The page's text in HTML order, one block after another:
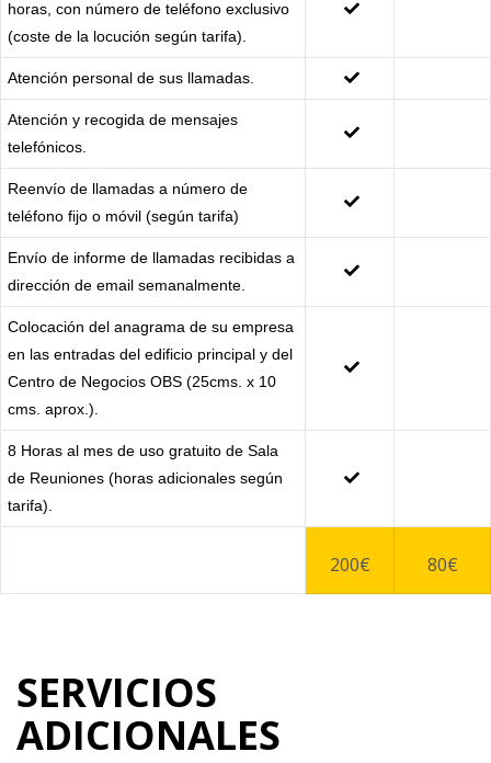
200€ 80€
horas, con número de teléfono exclusivo
(coste de la locución según tarifa).
Atención personal de sus llamadas.
Atención y recogida de mensajes
telefónicos.
Reenvío de llamadas a número de
teléfono fijo o móvil (según tarifa)
Envío de informe de llamadas recibidas a
dirección de email semanalmente.
Colocación del anagrama de su empresa
en las entradas del edificio principal y del
Centro de Negocios OBS (25cms. x 10
cms. aprox.).
8 Horas al mes de uso gratuito de Sala
de Reuniones (horas adicionales según
tarifa).
SERVICIOS
ADICIONALES